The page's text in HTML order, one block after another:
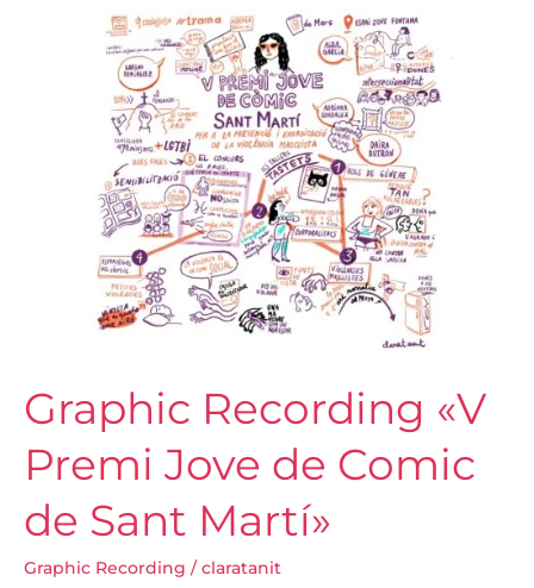
Graphic Recording «V
Premi Jove de Comic
de Sant Martí»
Graphic Recording / claratanit
Recording